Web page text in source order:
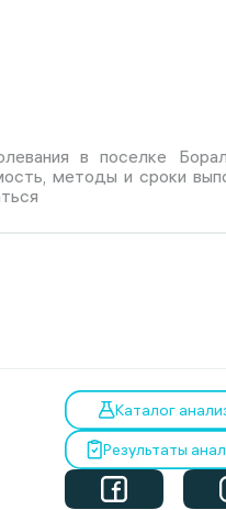
в поселке
методы и сроки
Каталог
Результаты